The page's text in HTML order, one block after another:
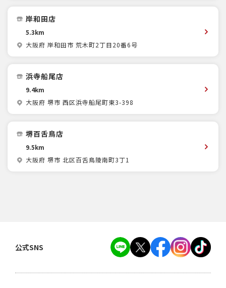
岸和田店
5.3km
大阪府 岸和田市 荒木町2丁目20番6号
浜寺船尾店
9.4km
大阪府 堺市 西区浜寺船尾町東3-398
堺百舌鳥店
9.5km
大阪府 堺市 北区百舌鳥陵南町3丁1
公式SNS